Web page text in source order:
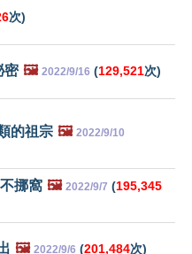
次)
密 🖼️ 2022/9/16 (129,521次)
的祖宗 🖼️ 2022/9/10
挪窩 🖼️ 2022/9/7 (195,345
🖼️ 2022/9/6 (201,484次)